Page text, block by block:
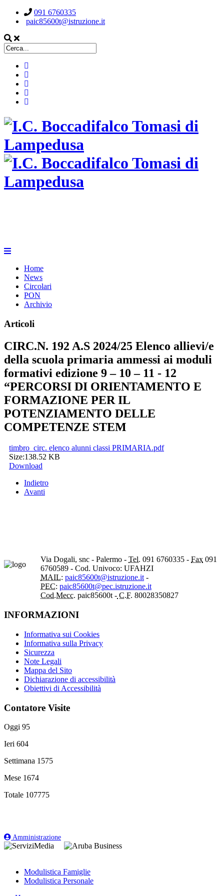
091 6760335
paic85600t@istruzione.it
Home
News
Circolari
PON
Archivio
Articoli
CIRC.N. 192 A.S 2024/25 Elenco allievi/e
della scuola primaria ammessi ai moduli
formativi edizione 9 – 10 – 11 - 12
“PERCORSI DI ORIENTAMENTO E
FORMAZIONE PER IL
POTENZIAMENTO DELLE
COMPETENZE STEM
timbro_circ. elenco alunni classi PRIMARIA.pdf
Size:138.52 KB
Download
Indietro
Avanti
Via Dogali, snc - Palermo - Tel. 091 6760335 - Fax 091
6760589 - Cod. Univoco: UFAHZI
MAIL: paic85600t@istruzione.it-
PEC: paic85600t@pec.istruzione.it
Cod.Mecc. paic85600t - C.F. 80028350827
INFORMAZIONI
Informativa sui Cookies
Informativa sulla Privacy
Sicurezza
Note Legali
Mappa del Sito
Dichiarazione di accessibilità
Obiettivi di Accessibilità
Contatore Visite
Oggi 95
Ieri 604
Settimana 1575
Mese 1674
Totale 107775
Amministrazione
Modulistica Famiglie
Modulistica Personale